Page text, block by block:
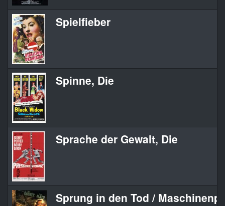
Spielfieber
Spinne, Die
Sprache der Gewalt, Die
Sprung in den Tod /